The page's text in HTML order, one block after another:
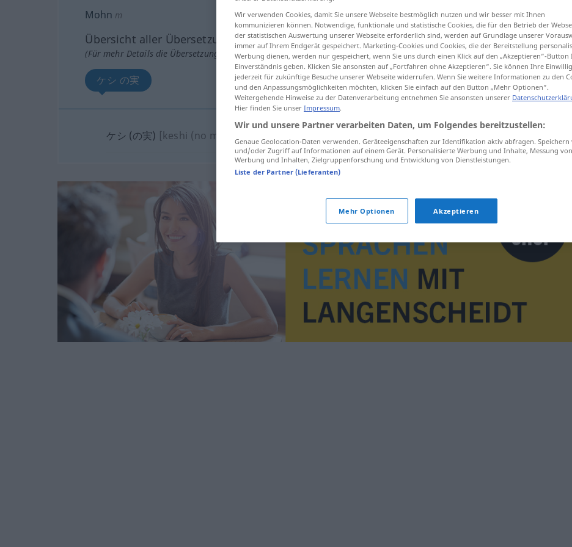
Mohn m
Übersicht aller Übersetzungen
(Für mehr Details die Übersetzung anklicken/antippen)
ケシ の実
ケシ (の実) [keshi (no mi)]
Wir verwenden Cookies, damit Sie unsere Webseite bestmöglich nutzen und wir besser mit Ihnen
kommunizieren können. Notwendige, funktionale und statistische Cookies, die für den Betrieb der
der statistischen Auswertung unserer Webseite erforderlich sind, werden auf Grundlage unserer
immer auf Ihrem Endgerät gespeichert. Marketing-Cookies und Cookies, die der Bereitstellung
Werbung dienen, werden nur gespeichert, wenn Sie uns durch einen Klick auf den „Akzeptieren“-Button
Einverständnis geben. Klicken Sie ansonsten auf „Fortfahren ohne Akzeptieren“. Sie können Ihre
jederzeit für zukünftige Besuche unserer Webseite widerrufen. Wenn Sie weitere Informationen zu den
und den Anpassungsmöglichkeiten möchten, klicken Sie einfach auf den Button „Mehr Optionen“.
Weitergehende Hinweise zu der Datenverarbeitung entnehmen Sie ansonsten unserer
Hier finden Sie unser Impressum.
Wir und unsere Partner verarbeiten Daten, um Folgendes bereitzustellen:
Genaue Geolocation-Daten verwenden. Geräteeigenschaften zur Identifikation aktiv abfragen. Speichern
und/oder Zugriff auf Informationen auf einem Gerät. Personalisierte Werbung und Inhalte, Messung von
Werbung und Inhalten, Zielgruppenforschung und Entwicklung von Dienstleistungen.
Liste der Partner (Lieferanten)
Mehr Optionen Akzeptieren